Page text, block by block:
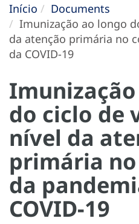
Início
Documents
Imunização ao longo
da atenção primária no
da COVID-19
do ciclo de
nível da
primária
da
COVID-19